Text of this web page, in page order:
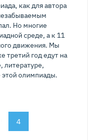
как для автора
Но многие
среде, а к 11
движения. Мы
третий год едут на
литературе,
олимпиады.
4